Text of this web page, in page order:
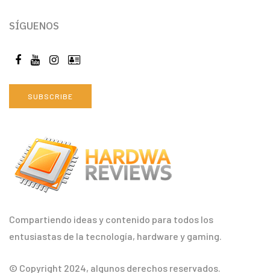
Compartiendo ideas y contenido para todos los
entusiastas de la tecnología, hardware y gaming.
© Copyright 2024, algunos derechos reservados.
SÍGUENOS
SUBSCRIBE